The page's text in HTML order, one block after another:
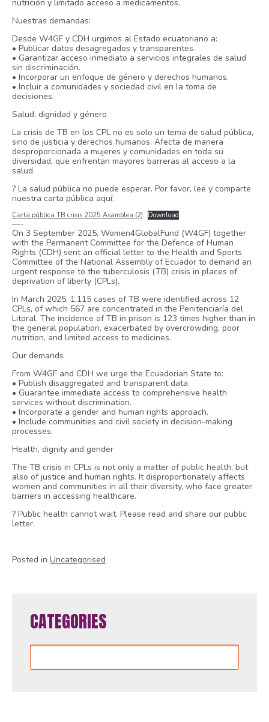
nutrición y limitado acceso a medicamentos.
Nuestras demandas:
Desde W4GF y CDH urgimos al Estado ecuatoriano a:
• Publicar datos desagregados y transparentes.
• Garantizar acceso inmediato a servicios integrales de salud
sin discriminación.
• Incorporar un enfoque de género y derechos humanos.
• Incluir a comunidades y sociedad civil en la toma de
decisiones.
Salud, dignidad y género
La crisis de TB en los CPL no es solo un tema de salud pública,
sino de justicia y derechos humanos. Afecta de manera
desproporcionada a mujeres y comunidades en toda su
diversidad, que enfrentan mayores barreras al acceso a la
salud.
? La salud pública no puede esperar. Por favor, lee y comparte
nuestra carta pública aquí:
Carta pública TB crisis 2025 Asamblea (2) Download
—-
On 3 September 2025, Women4GlobalFund (W4GF) together
with the Permanent Committee for the Defence of Human
Rights (CDH) sent an official letter to the Health and Sports
Committee of the National Assembly of Ecuador to demand an
urgent response to the tuberculosis (TB) crisis in places of
deprivation of liberty (CPLs).
In March 2025, 1,115 cases of TB were identified across 12
CPLs, of which 567 are concentrated in the Penitenciaría del
Litoral. The incidence of TB in prison is 123 times higher than in
the general population, exacerbated by overcrowding, poor
nutrition, and limited access to medicines.
Our demands
From W4GF and CDH we urge the Ecuadorian State to:
• Publish disaggregated and transparent data.
• Guarantee immediate access to comprehensive health
services without discrimination.
• Incorporate a gender and human rights approach.
• Include communities and civil society in decision-making
processes.
Health, dignity and gender
The TB crisis in CPLs is not only a matter of public health, but
also of justice and human rights. It disproportionately affects
women and communities in all their diversity, who face greater
barriers in accessing healthcare.
? Public health cannot wait. Please read and share our public
letter.
Posted inUncategorised
CATEGORIES
Categories